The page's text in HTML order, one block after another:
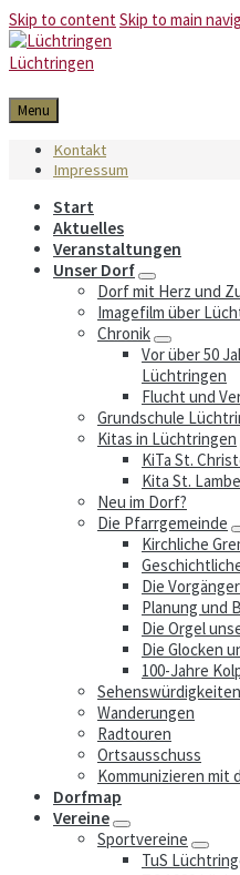
Skip to contentSkip to main
Lüchtringen
Menu
Kontakt
Impressum
Start
Aktuelles
Veranstaltungen
Unser Dorf
Dorf mit Herz und
Imagefilm über
Chronik
Vor über 50
Lüchtringen
Flucht und
Grundschule
Kitas in Lüchtringen
KiTa St.
Kita St.
Neu im Dorf?
Die Pfarrgemeinde
Kirchliche
Die
Planung und
Die Orgel
Die Glocken
100-Jahre
Sehenswürdigkeiten
Wanderungen
Radtouren
Ortsausschuss
Kommunizieren mit
Dorfmap
Vereine
Sportvereine
TuS